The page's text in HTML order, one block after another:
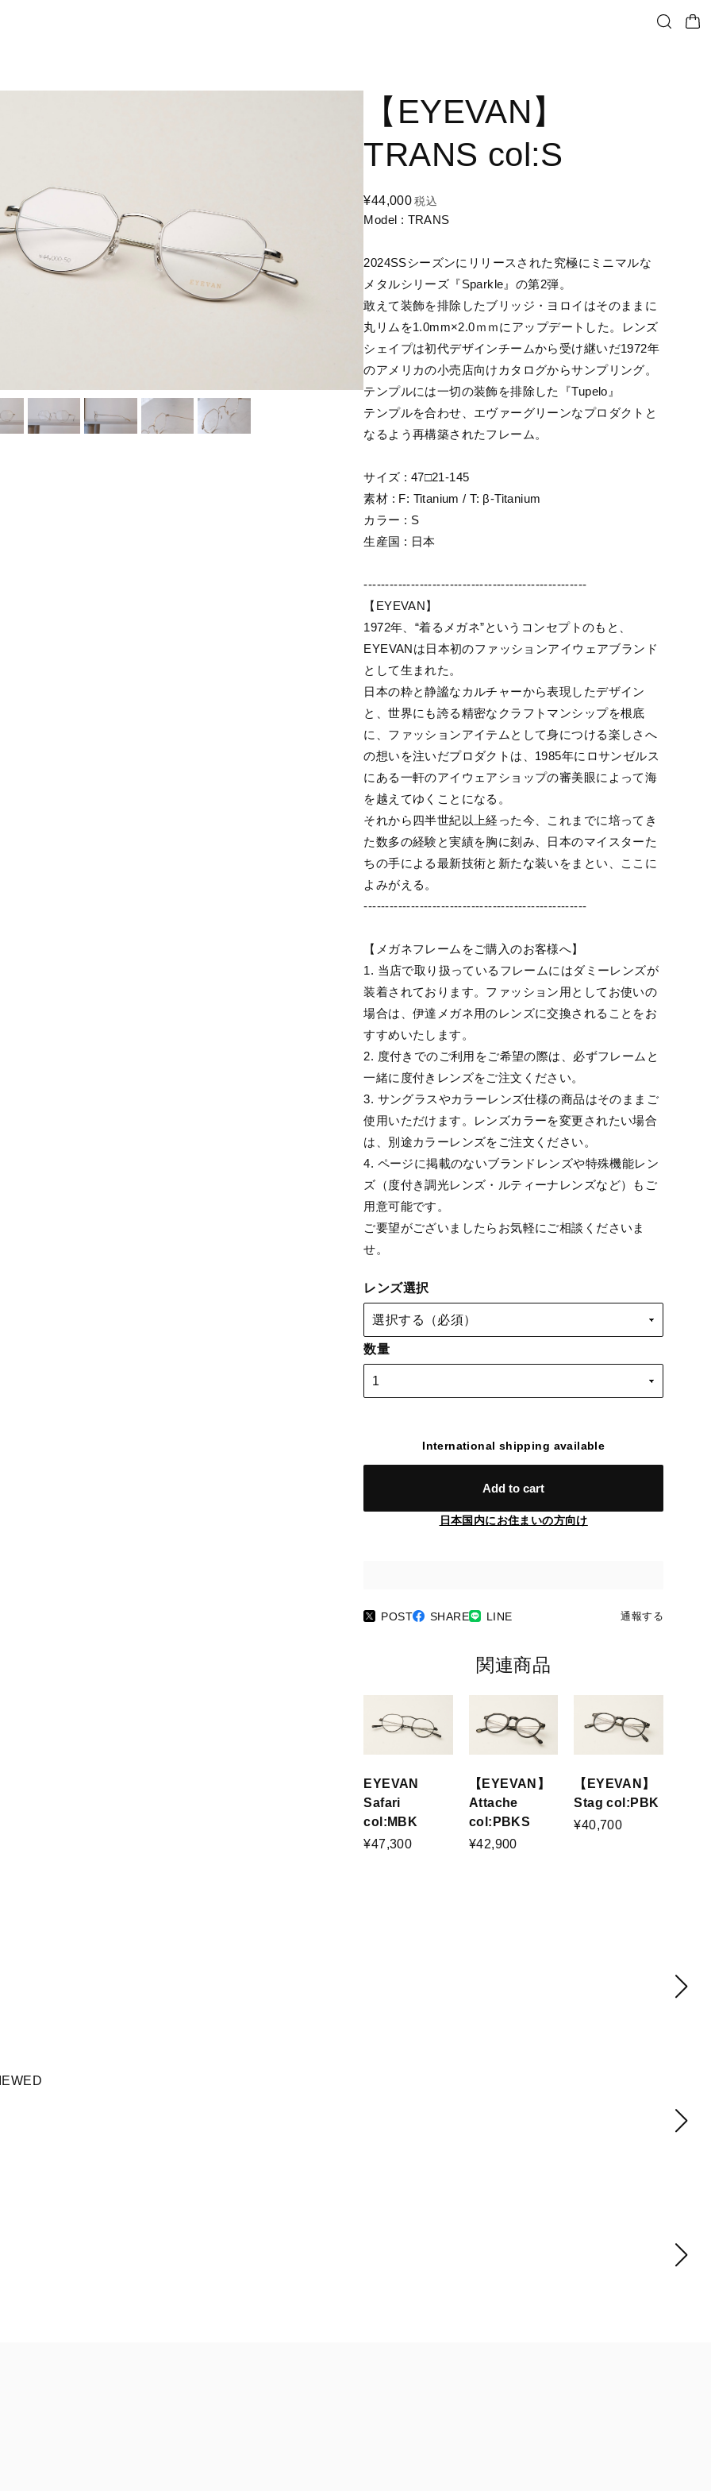
【EYEVAN】
TRANS col:S
¥44,000 税込
Model : TRANS
2024SSシーズンにリリースされた究極にミニマルな
メタルシリーズ『Sparkle』の第2弾。
敢えて装飾を排除したブリッジ・ヨロイはそのままに
丸リムを1.0mm×2.0ｍｍにアップデートした。レンズ
シェイプは初代デザインチームから受け継いだ1972年
のアメリカの小売店向けカタログからサンプリング。
テンプルには一切の装飾を排除した『Tupelo』
テンプルを合わせ、エヴァーグリーンなプロダクトと
なるよう再構築されたフレーム。
サイズ : 47□21-145
素材 : F: Titanium / T: β-Titanium
カラー : S
生産国 : 日本
----------------------------------------------------
【EYEVAN】
1972年、“着るメガネ”というコンセプトのもと、
EYEVANは日本初のファッションアイウェアブランド
として生まれた。
日本の粋と静謐なカルチャーから表現したデザイン
と、世界にも誇る精密なクラフトマンシップを根底
に、ファッションアイテムとして身につける楽しさへ
の想いを注いだプロダクトは、1985年にロサンゼルス
にある一軒のアイウェアショップの審美眼によって海
を越えてゆくことになる。
それから四半世紀以上経った今、これまでに培ってき
た数多の経験と実績を胸に刻み、日本のマイスターた
ちの手による最新技術と新たな装いをまとい、ここに
よみがえる。
----------------------------------------------------
【メガネフレームをご購入のお客様へ】
1. 当店で取り扱っているフレームにはダミーレンズが
装着されております。ファッション用としてお使いの
場合は、伊達メガネ用のレンズに交換されることをお
すすめいたします。
2. 度付きでのご利用をご希望の際は、必ずフレームと
一緒に度付きレンズをご注文ください。
3. サングラスやカラーレンズ仕様の商品はそのままご
使用いただけます。レンズカラーを変更されたい場合
は、別途カラーレンズをご注文ください。
4. ページに掲載のないブランドレンズや特殊機能レン
ズ（度付き調光レンズ・ルティーナレンズなど）もご
用意可能です。
ご要望がございましたらお気軽にご相談くださいま
せ。
レンズ選択
数量
International shipping available
Add to cart
日本国内にお住まいの方向け
POST SHARE LINE 通報する
関連商品
EYEVAN
Safari
col:MBK
¥47,300
【EYEVAN】
Attache
col:PBKS
¥42,900
【EYEVAN】
Stag col:PBK
¥40,700